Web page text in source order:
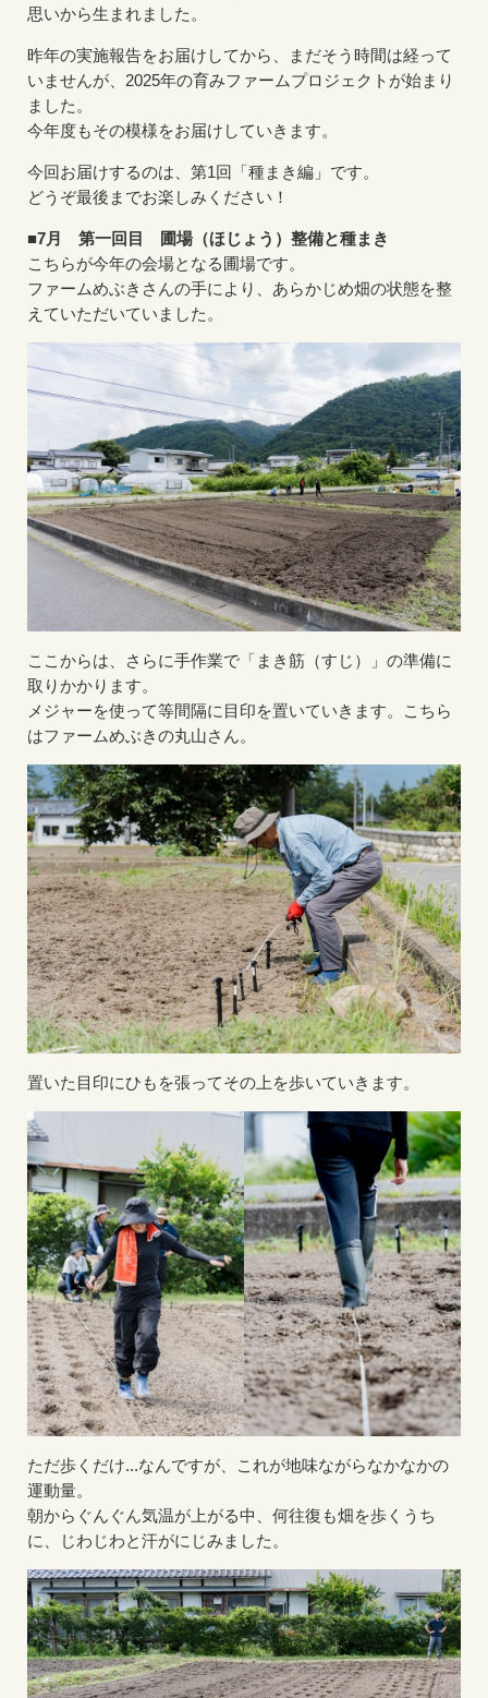
思いから生まれました。
昨年の実施報告をお届けしてから、まだそう時間は経って
いませんが、2025年の育みファームプロジェクトが始まり
ました。
今年度もその模様をお届けしていきます。
今回お届けするのは、第1回「種まき編」です。
どうぞ最後までお楽しみください！
■7月 第一回目 圃場（ほじょう）整備と種まき
こちらが今年の会場となる圃場です。
ファームめぶきさんの手により、あらかじめ畑の状態を整
えていただいていました。
ここからは、さらに手作業で「まき筋（すじ）」の準備に
取りかかります。
メジャーを使って等間隔に目印を置いていきます。こちら
はファームめぶきの丸山さん。
置いた目印にひもを張ってその上を歩いていきます。
ただ歩くだけ...なんですが、これが地味ながらなかなかの
運動量。
朝からぐんぐん気温が上がる中、何往復も畑を歩くうち
に、じわじわと汗がにじみました。